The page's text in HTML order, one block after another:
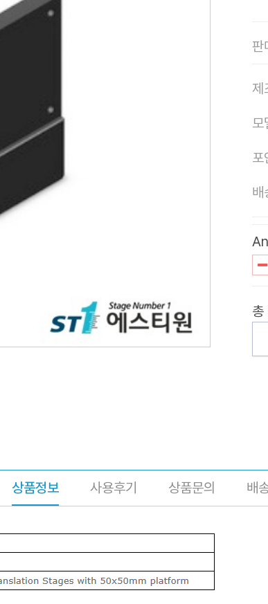
판
제
모
포
배
총
상품정보 사용후기 상품문의 배